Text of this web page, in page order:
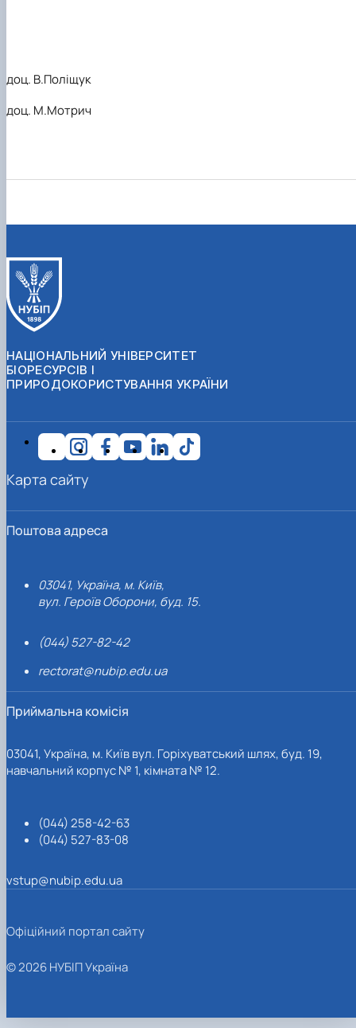
доц. В.Поліщук
доц. М.Мотрич
НАЦІОНАЛЬНИЙ УНІВЕРСИТЕТ
БІОРЕСУРСІВ І
ПРИРОДОКОРИСТУВАННЯ УКРАЇНИ
Поштова адреса
03041, Україна, м. Київ,
вул. Героїв Оборони, буд. 15.
(044) 527-82-42
rectorat@nubip.edu.ua
Приймальна комісія
03041, Україна, м. Київ вул. Горіхуватський шлях, буд. 19,
навчальний корпус № 1, кімната № 12.
(044) 258-42-63
(044) 527-83-08
vstup@nubip.edu.ua
Карта сайту
Офіційний портал сайту
© 2026 НУБІП Україна